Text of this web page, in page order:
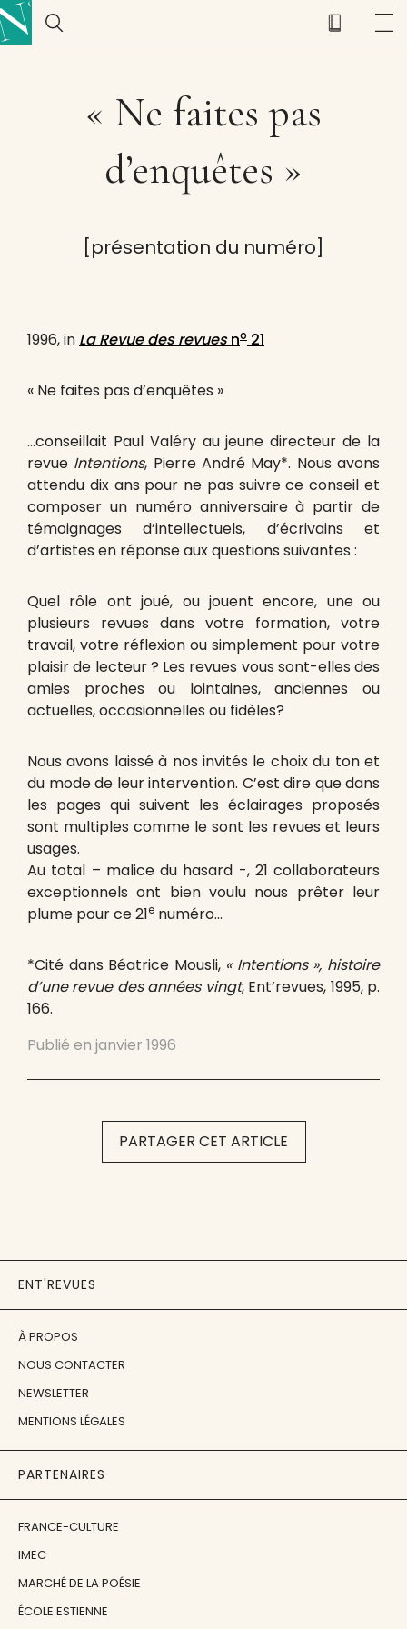
« Ne faites pas
d’enquêtes »
[présentation du numéro]
1996, in La Revue des revuesno 21
« Ne faites pas d’enquêtes »
…conseillait Paul Valéry au jeune directeur de la
revue Intentions, Pierre André May*. Nous avons
attendu dix ans pour ne pas suivre ce conseil et
composer un numéro anniversaire à partir de
témoignages d’intellectuels, d’écrivains et
d’artistes en réponse aux questions suivantes :
Quel rôle ont joué, ou jouent encore, une ou
plusieurs revues dans votre formation, votre
travail, votre réflexion ou simplement pour votre
plaisir de lecteur ? Les revues vous sont-elles des
amies proches ou lointaines, anciennes ou
actuelles, occasionnelles ou fidèles?
Nous avons laissé à nos invités le choix du ton et
du mode de leur intervention. C’est dire que dans
les pages qui suivent les éclairages proposés
sont multiples comme le sont les revues et leurs
usages.
Au total – malice du hasard -, 21 collaborateurs
exceptionnels ont bien voulu nous prêter leur
plume pour ce 21e numéro…
*Cité dans Béatrice Mousli, « Intentions », histoire
d’une revue des années vingt, Ent’revues, 1995, p.
166.
Publié en janvier 1996
PARTAGER CET ARTICLE
ENT'REVUES
À PROPOS
NOUS CONTACTER
NEWSLETTER
MENTIONS LÉGALES
PARTENAIRES
FRANCE-CULTURE
IMEC
MARCHÉ DE LA POÉSIE
ÉCOLE ESTIENNE